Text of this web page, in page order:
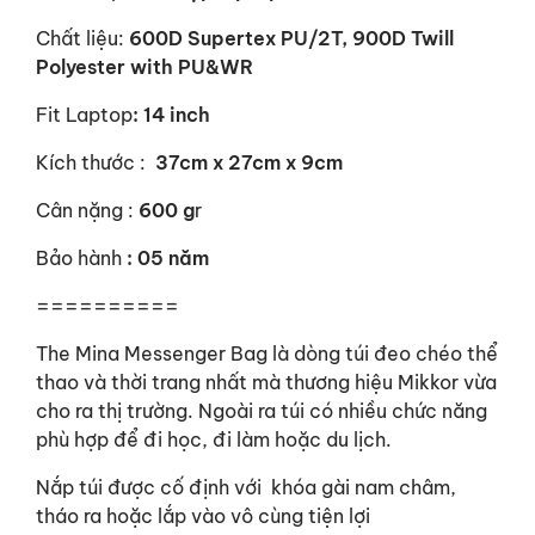
Chất liệu: 600D Supertex PU/2T, 900D Twill
Polyester with PU&WR
Fit Laptop: 14 inch
Kích thước : 37cm x 27cm x 9cm
Cân nặng : 600 gr
Bảo hành : 05 năm
==========
The Mina Messenger Bag là dòng túi đeo chéo thể
thao và thời trang nhất mà thương hiệu Mikkor vừa
cho ra thị trường. Ngoài ra túi có nhiều chức năng
phù hợp để đi học, đi làm hoặc du lịch.
Nắp túi được cố định với khóa gài nam châm,
tháo ra hoặc lắp vào vô cùng tiện lợi